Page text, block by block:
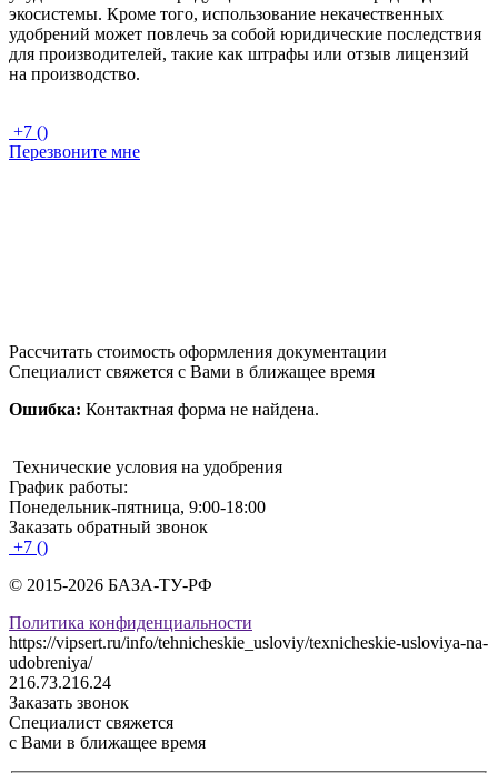
экосистемы. Кроме того, использование некачественных
удобрений может повлечь за собой юридические последствия
для производителей, такие как штрафы или отзыв лицензий
на производство.
+7 ()
Перезвоните мне
Рассчитать стоимость оформления документации
Специалист свяжется с Вами в ближащее время
Ошибка: Контактная форма не найдена.
Технические условия на удобрения
График работы:
Понедельник-пятница, 9:00-18:00
Заказать обратный звонок
+7 ()
© 2015-2026 БАЗА-ТУ-РФ
Политика конфиденциальности
https://vipsert.ru/info/tehnicheskie_usloviy/texnicheskie-usloviya-na-
udobreniya/
216.73.216.24
Заказать звонок
Специалист свяжется
с Вами в ближащее время